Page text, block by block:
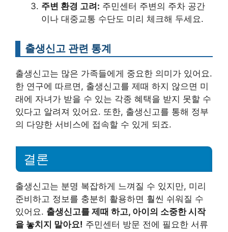
주변 환경 고려: 주민센터 주변의 주차 공간
이나 대중교통 수단도 미리 체크해 두세요.
출생신고 관련 통계
출생신고는 많은 가족들에게 중요한 의미가 있어요.
한 연구에 따르면, 출생신고를 제때 하지 않으면 미
래에 자녀가 받을 수 있는 각종 혜택을 받지 못할 수
있다고 알려져 있어요. 또한, 출생신고를 통해 정부
의 다양한 서비스에 접속할 수 있게 되죠.
결론
출생신고는 분명 복잡하게 느껴질 수 있지만, 미리
준비하고 정보를 충분히 활용하면 훨씬 쉬워질 수
있어요. 출생신고를 제때 하고, 아이의 소중한 시작
을 놓치지 말아요! 주민센터 방문 전에 필요한 서류